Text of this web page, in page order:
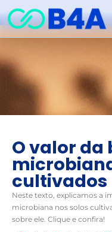
O valor
cultivados
Neste texto, explicamos a
microbiana nos solos
sobre ele. Clique e confira!